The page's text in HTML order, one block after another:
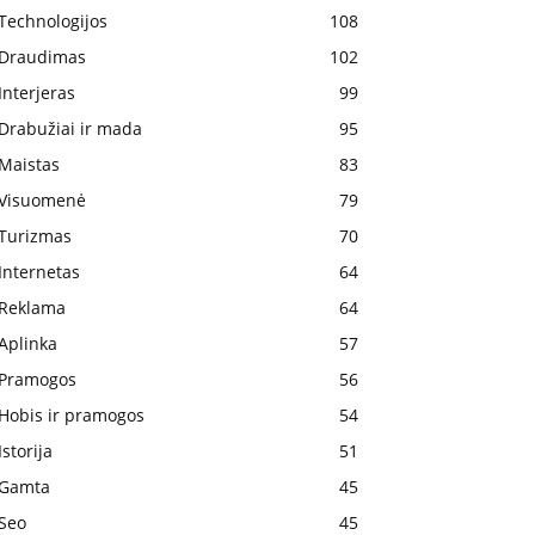
108
102
99
ir mada
95
83
79
70
64
64
57
56
ir pramogos
54
51
45
45